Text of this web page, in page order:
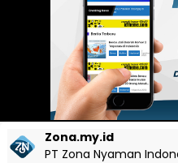
Zona.my.id
PT Zona Nyaman